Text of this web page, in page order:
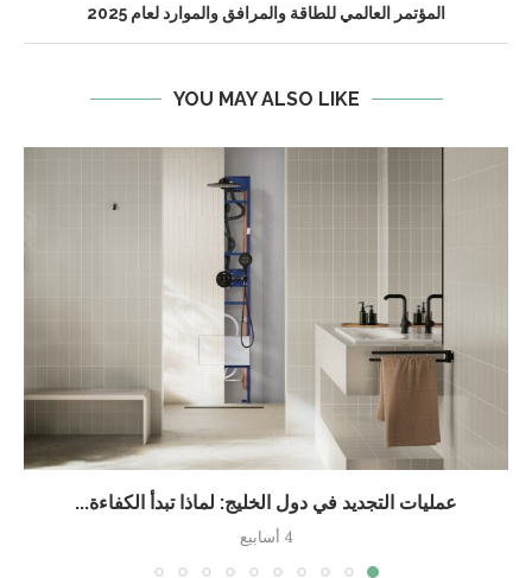
المؤتمر العالمي للطاقة والمرافق والموارد لعام 2025
YOU MAY ALSO LIKE
عمليات التجديد في دول الخليج: لماذا تبدأ الكفاءة...
4 أسابيع